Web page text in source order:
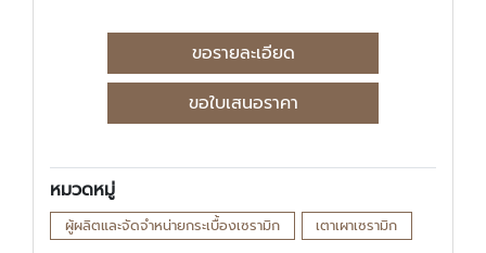
ขอรายละเอียด
ขอใบเสนอราคา
หมวดหมู่
ผู้ผลิตและจัดจำหน่ายกระเบื้องเซรามิก เตาเผาเซรามิก